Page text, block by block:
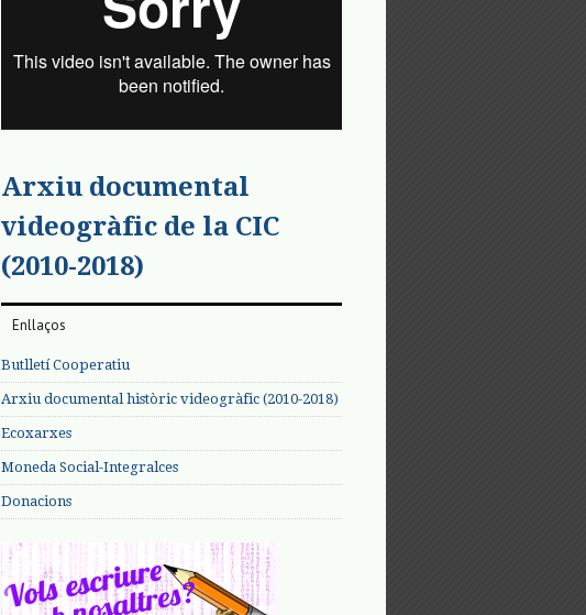
Arxiu documental
videogràfic de la CIC
(2010-2018)
Enllaços
Butlletí Cooperatiu
Arxiu documental històric videogràfic (2010-2018)
Ecoxarxes
Moneda Social-Integralces
Donacions